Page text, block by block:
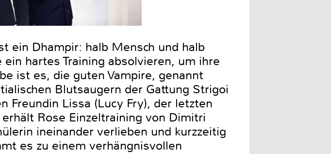
ein Dhampir: halb Mensch und halb
hartes Training absolvieren, um ihre
ist es, die guten Vampire, genannt
Blutsaugern der Gattung Strigoi
Freundin Lissa (Lucy Fry), der letzten
Rose Einzeltraining von Dimitri
ineinander verlieben und kurzzeitig
es zu einem verhängnisvollen